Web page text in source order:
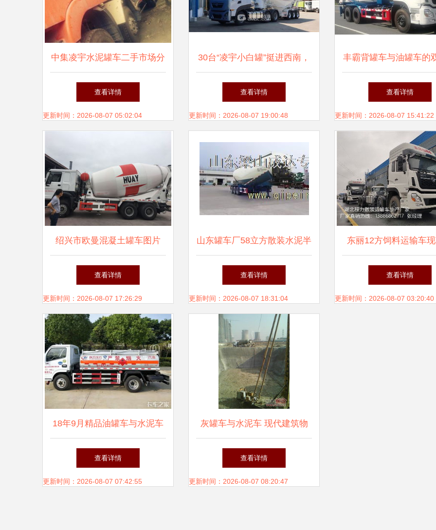
中集凌宇水泥罐车二手市场分
析 成都背罐车选购指南
查看详情
更新时间：2026-08-07 05:02:04
30台“凌宇小白罐”挺进西南，
背后的原因值得深思
查看详情
更新时间：2026-08-07 19:00:48
丰霸背罐车与油罐车的
势 高效运输与安全保
查看详情
更新时间：2026-08-07 15:41:22
绍兴市欧曼混凝土罐车图片
水泥车
查看详情
更新时间：2026-08-07 17:26:29
山东罐车厂58立方散装水泥半
挂车价格与图片解析及背罐车
应用
查看详情
更新时间：2026-08-07 18:31:04
东丽12方饲料运输车
销，天津背罐车助力高
查看详情
更新时间：2026-08-07 03:20:40
18年9月精品油罐车与水泥车
出售公告
查看详情
更新时间：2026-08-07 07:42:55
灰罐车与水泥车 现代建筑物
流的钢铁动脉
查看详情
更新时间：2026-08-07 08:20:47